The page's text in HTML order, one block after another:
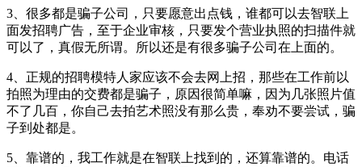
3、很多都是骗子公司，只要愿意出点钱，谁都可以去智联上
面发招聘广告，至于企业审核，只要发个营业执照的扫描件就
可以了，真假无所谓。所以还是有很多骗子公司在上面的。
4、正规的招聘模特人家应该不会去网上招，那些在工作前以
拍照为理由的交费都是骗子，原因很简单嘛，因为几张照片值
不了几百，你自己去拍艺术照没有那么贵，奉劝不要尝试，骗
子到处都是。
5、靠谱的，我工作就是在智联上找到的，还算靠谱的。电话